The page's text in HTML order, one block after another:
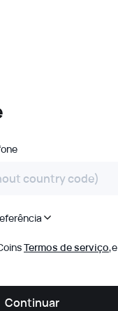
Termos de serviço,e
Continuar